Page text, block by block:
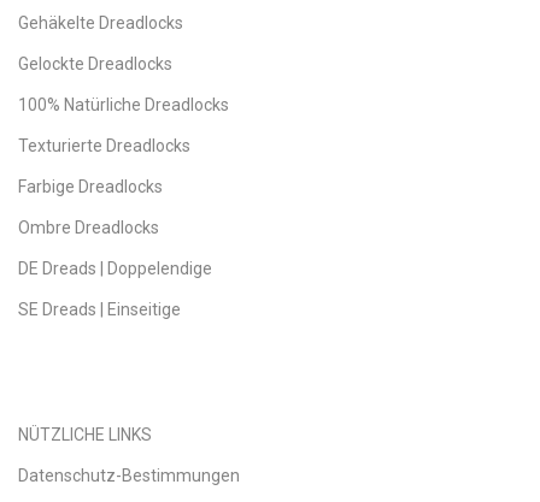
Gehäkelte Dreadlocks
Gelockte Dreadlocks
100% Natürliche Dreadlocks
Texturierte Dreadlocks
Farbige Dreadlocks
Ombre Dreadlocks
DE Dreads | Doppelendige
SE Dreads | Einseitige
NÜTZLICHE LINKS
Datenschutz-Bestimmungen